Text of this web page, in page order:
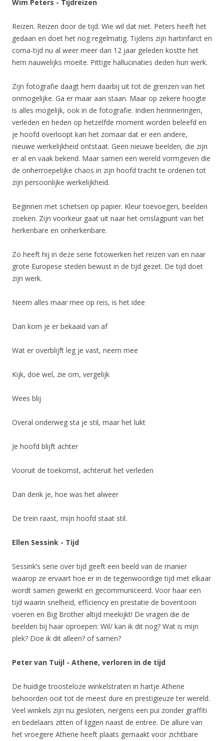
Wim Peters - Tijdreizen
Reizen. Reizen door de tijd. Wie wil dat niet. Peters heeft het
gedaan en doet het nog regelmatig. Tijdens zijn hartinfarct en
coma-tijd nu al weer meer dan 12 jaar geleden kostte het
hem nauwelijks moeite. Pittige hallucinaties deden hun werk.
Zijn fotografie daagt hem daarbij uit tot de grenzen van het
onmogelijke. Ga er maar aan staan. Maar op zekere hoogte
is alles mogelijk, ook in de fotografie. Indien herinneringen,
verleden en heden op hetzelfde moment worden beleefd en
je hoofd overloopt kan het zomaar dat er een andere,
nieuwe werkelijkheid ontstaat. Geen nieuwe beelden, die zijn
er al en vaak bekend. Maar samen een wereld vormgeven die
de onherroepelijke chaos in zijn hoofd tracht te ordenen tot
zijn persoonlijke werkelijkheid.
Beginnen met schetsen op papier. Kleur toevoegen, beelden
zoeken. Zijn voorkeur gaat uit naar het omslagpunt van het
herkenbare en onherkenbare.
Zo heeft hij in deze serie fotowerken het reizen van en naar
grote Europese steden bewust in de tijd gezet. De tijd doet
zijn werk.
Neem alles maar mee op reis, is het idee
Dan kom je er bekaaid van af
Wat er overblijft leg je vast, neem mee
Kijk, doe wel, zie om, vergelijk
Wees blij
Overal onderweg sta je stil, maar het lukt
Je hoofd blijft achter
Vooruit de toekomst, achteruit het verleden
Dan denk je, hoe was het alweer
De trein raast, mijn hoofd staat stil.
Ellen Sessink - Tijd
Sessink’s serie over tijd geeft een beeld van de manier
waarop ze ervaart hoe er in de tegenwoordige tijd met elkaar
wordt samen gewerkt en gecommuniceerd. Voor haar een
tijd waarin snelheid, efficiency en prestatie de boventoon
voeren en Big Brother altijd meekijkt! De vragen die de
beelden bij haar oproepen: Wil/ kan ik dit nog? Wat is mijn
plek? Doe ik dit alleen? of samen?
Peter van Tuijl - Athene, verloren in de tijd
De huidige troosteloze winkelstraten in hartje Athene
behoorden ooit tot de meest dure en prestigieuze ter wereld.
Veel winkels zijn nu gesloten, nergens een pui zonder graffiti
en bedelaars zitten of liggen naast de entree. De allure van
het vroegere Athene heeft plaats gemaakt voor zichtbare